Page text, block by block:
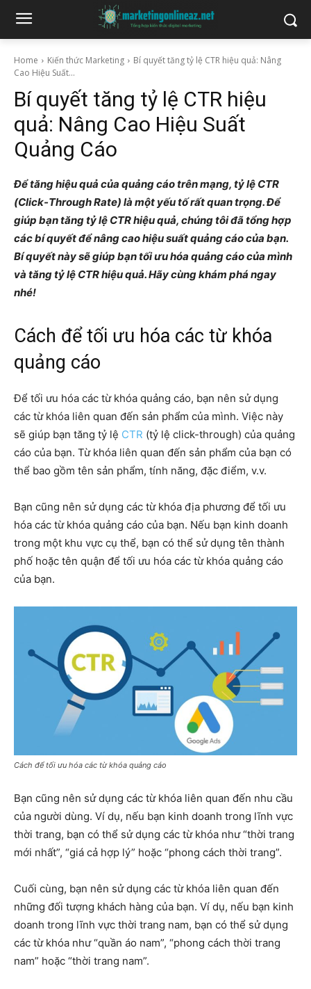
Home Kiến thức Marketing
Bí quyết tăng tỷ lệ CTR hiệu quả: Nâng
Cao Hiệu Suất...
Bí quyết tăng tỷ lệ CTR hiệu
quả: Nâng Cao Hiệu Suất
Quảng Cáo
Để tăng hiệu quả của quảng cáo trên mạng, tỷ lệ CTR
(Click-Through Rate) là một yếu tố rất quan trọng. Để
giúp bạn tăng tỷ lệ CTR hiệu quả, chúng tôi đã tổng hợp
các bí quyết để nâng cao hiệu suất quảng cáo của bạn.
Bí quyết này sẽ giúp bạn tối ưu hóa quảng cáo của mình
và tăng tỷ lệ CTR hiệu quả. Hãy cùng khám phá ngay
nhé!
Cách để tối ưu hóa các từ khóa
quảng cáo
Để tối ưu hóa các từ khóa quảng cáo, bạn nên sử dụng
các từ khóa liên quan đến sản phẩm của mình. Việc này
sẽ giúp bạn tăng tỷ lệ CTR (tỷ lệ click-through) của quảng
cáo của bạn. Từ khóa liên quan đến sản phẩm của bạn có
thể bao gồm tên sản phẩm, tính năng, đặc điểm, v.v.
Bạn cũng nên sử dụng các từ khóa địa phương để tối ưu
hóa các từ khóa quảng cáo của bạn. Nếu bạn kinh doanh
trong một khu vực cụ thể, bạn có thể sử dụng tên thành
phố hoặc tên quận để tối ưu hóa các từ khóa quảng cáo
của bạn.
Cách để tối ưu hóa các từ khóa quảng cáo
Bạn cũng nên sử dụng các từ khóa liên quan đến nhu cầu
của người dùng. Ví dụ, nếu bạn kinh doanh trong lĩnh vực
thời trang, bạn có thể sử dụng các từ khóa như “thời trang
mới nhất”, “giá cả hợp lý” hoặc “phong cách thời trang”.
Cuối cùng, bạn nên sử dụng các từ khóa liên quan đến
những đối tượng khách hàng của bạn. Ví dụ, nếu bạn kinh
doanh trong lĩnh vực thời trang nam, bạn có thể sử dụng
các từ khóa như “quần áo nam”, “phong cách thời trang
nam” hoặc “thời trang nam”.